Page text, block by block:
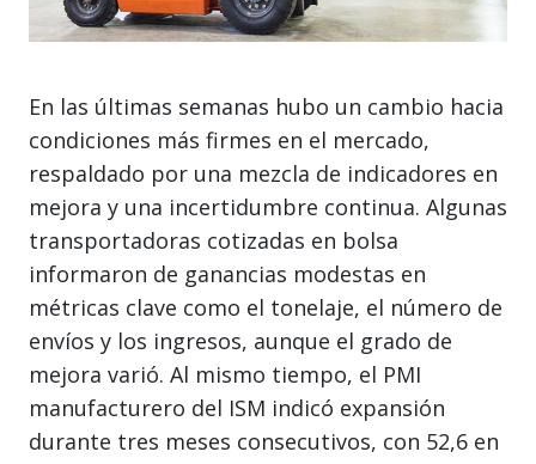
En las últimas semanas hubo un cambio hacia
condiciones más firmes en el mercado,
respaldado por una mezcla de indicadores en
mejora y una incertidumbre continua. Algunas
transportadoras cotizadas en bolsa
informaron de ganancias modestas en
métricas clave como el tonelaje, el número de
envíos y los ingresos, aunque el grado de
mejora varió. Al mismo tiempo, el PMI
manufacturero del ISM indicó expansión
durante tres meses consecutivos, con 52,6 en